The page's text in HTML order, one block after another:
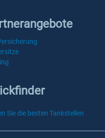
Sie die besten Tankstellen